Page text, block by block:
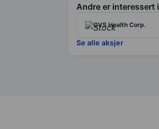
Andre er interessert i
CVS Health Corp.
Se alle aksjer